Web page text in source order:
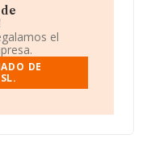
como Sociedad
con código
realiza actividad de
empleados y
disposición de
el
DE